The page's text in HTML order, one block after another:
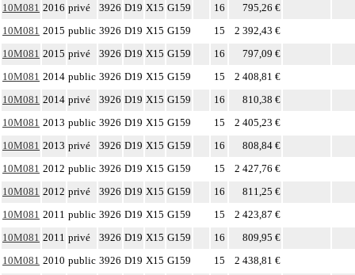
10M081 2016 privé 3926 D19 X15 G159 16
795,26 €
10M081 2015 public 3926 D19 X15 G159 15
2 392,43 €
10M081 2015 privé 3926 D19 X15 G159 16
797,09 €
10M081 2014 public 3926 D19 X15 G159 15
2 408,81 €
10M081 2014 privé 3926 D19 X15 G159 16
810,38 €
10M081 2013 public 3926 D19 X15 G159 15
2 405,23 €
10M081 2013 privé 3926 D19 X15 G159 16
808,84 €
10M081 2012 public 3926 D19 X15 G159 15
2 427,76 €
10M081 2012 privé 3926 D19 X15 G159 16
811,25 €
10M081 2011 public 3926 D19 X15 G159 15
2 423,87 €
10M081 2011 privé 3926 D19 X15 G159 16
809,95 €
10M081 2010 public 3926 D19 X15 G159 15
2 438,81 €